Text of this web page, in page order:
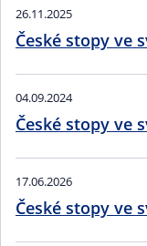
26.11.2025
České stopy ve
04.09.2024
České stopy ve
17.06.2026
České stopy ve